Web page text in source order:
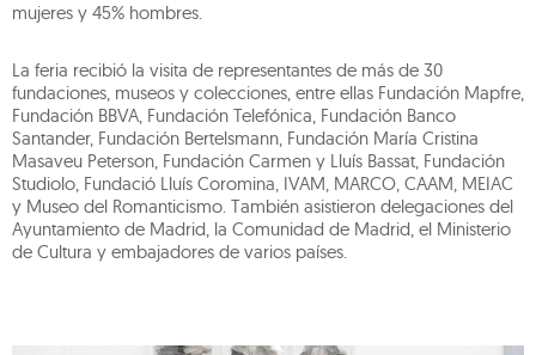
mujeres y 45% hombres.
La feria recibió la visita de representantes de más de 30
fundaciones, museos y colecciones, entre ellas Fundación Mapfre,
Fundación BBVA, Fundación Telefónica, Fundación Banco
Santander, Fundación Bertelsmann, Fundación María Cristina
Masaveu Peterson, Fundación Carmen y Lluís Bassat, Fundación
Studiolo, Fundació Lluís Coromina, IVAM, MARCO, CAAM, MEIAC
y Museo del Romanticismo. También asistieron delegaciones del
Ayuntamiento de Madrid, la Comunidad de Madrid, el Ministerio
de Cultura y embajadores de varios países.